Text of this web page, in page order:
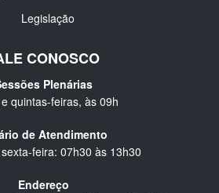
Legislação
CONOSCO
Plenárias
quintas-feiras, às 09h
de Atendimento
feira: 07h30 às 13h30
Endereço